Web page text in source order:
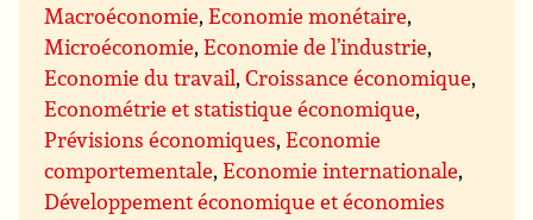
Macroéconomie,Economie monétaire,
Microéconomie,Economie de l’industrie,
Economie du travail,Croissance économique,
Econométrie et statistique économique,
Prévisions économiques,Economie
comportementale,Economie internationale,
Développement économique et économies